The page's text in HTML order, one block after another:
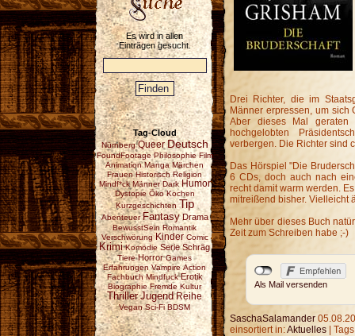
Es wird in allen
Einträgen gesucht.
Tag-Cloud
Nürnberg Queer Deutsch
FoundFootage Philosophie Film
Animation Manga Märchen
Frauen Historisch Religion
Mindf*ck Männer Dark Humor
Dystopie Öko Kochen
Kurzgeschichten Tip
Abenteuer Fantasy Drama
BewusstSein Romantik
Verschwörung Kinder Comic
Krimi Komödie Serie Schräg
Tiere Horror Games
Erfahrungen Vampire Action
Fachbuch Mindfuck Erotik
Biographie Fremde Kultur
Thriller Jugend Reihe
Vegan Sci-Fi BDSM
Drei Richter, die im
Männer erpressen, um sich
Aber dieses Mal geraten
hochgelobten
verbergen. Die Richter sind
Das Hörspiel "Die
6 CDs, doch auch nach
recht damit warm werden.
mitreißend bisher. Vielleicht
Mehr über dieses Buch
Zeit zum Schreiben habe ;-)
Als Mail versenden
SaschaSalamander
einsortiert in:Aktuelles |